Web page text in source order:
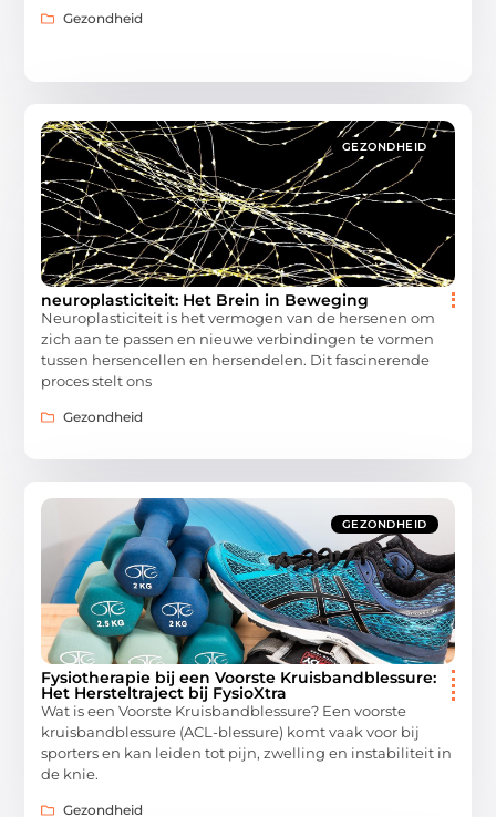
Gezondheid
GEZONDHEID
neuroplasticiteit: Het Brein in Beweging
Neuroplasticiteit is het vermogen van de hersenen om
zich aan te passen en nieuwe verbindingen te vormen
tussen hersencellen en hersendelen. Dit fascinerende
proces stelt ons
Gezondheid
GEZONDHEID
Fysiotherapie bij een Voorste Kruisbandblessure:
Het Hersteltraject bij FysioXtra
Wat is een Voorste Kruisbandblessure? Een voorste
kruisbandblessure (ACL-blessure) komt vaak voor bij
sporters en kan leiden tot pijn, zwelling en instabiliteit in
de knie.
Gezondheid